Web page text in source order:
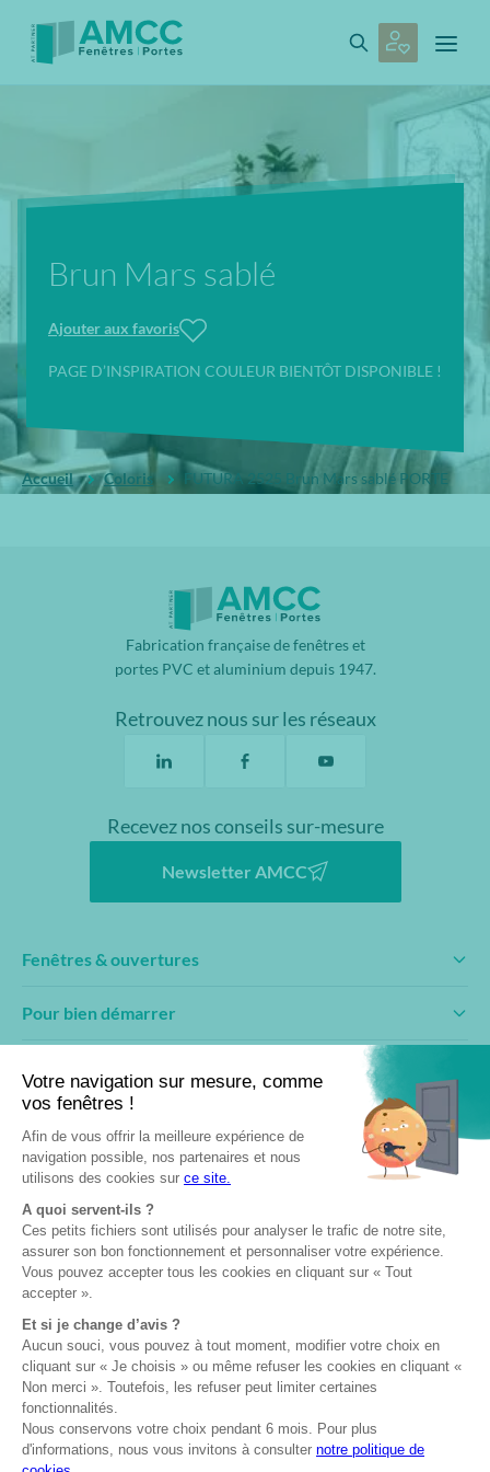
Brun Mars sablé
Ajouter aux favoris
PAGE D’INSPIRATION COULEUR BIENTÔT DISPONIBLE !
Accueil Coloris FUTURA 2525 Brun Mars sablé PORTE
Fabrication française de fenêtres et
portes PVC et aluminium depuis 1947.
Retrouvez nous sur les réseaux
Recevez nos conseils sur-mesure
Newsletter AMCC
Fenêtres & ouvertures
Pour bien démarrer
Devenir partenaireClub AMCCDocumentation
Formation & pose
Fabriqué en
France
© 2026— AMCC Fenêtres/Portes
Mentions légalesPolitique de confidentialitéPolitique de cookies
Site réalisé par Data Projekt